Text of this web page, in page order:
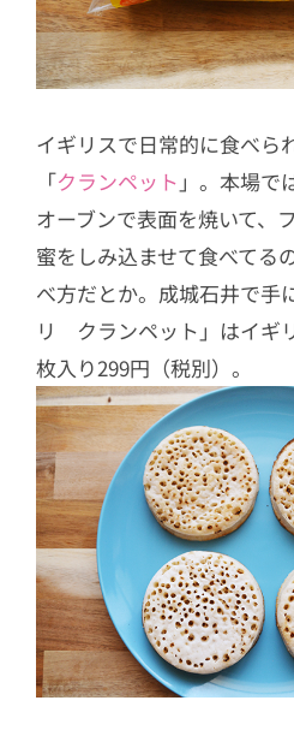
イギリスで日常的に食べら
「クランペット 」。本場で
オーブンで表面を焼いて、
蜜をしみ込ませて食べてる
べ方だとか。成城石井で手
リ クランペット」はイギ
枚入り299円（税別）。